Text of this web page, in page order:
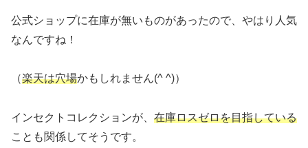
公式ショップに在庫が無いものがあったので、やはり人気
なんですね！
（楽天は穴場かもしれません(^ ^)）
インセクトコレクションが、 在庫ロスゼロを目指している
ことも関係してそうです。